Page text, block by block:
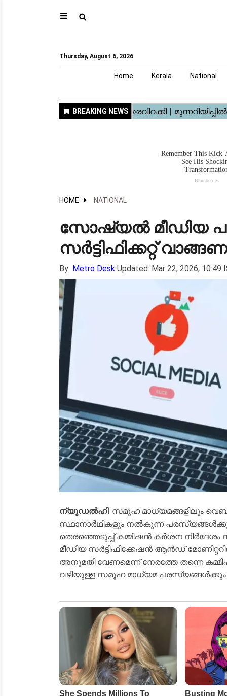
⚲
Thursday, August 6, 2026
Home Kerala National
HOME NATIONAL
സോഷ്യൽ മീഡിയ
സർട്ടിഫിക്കറ്റ്
By Metro Desk Updated: Mar 22, 2026, 10:49
ന്യൂഡൽഹി: സമൂഹ മാധ്യമങ്ങളിലും
സ്ഥാനാർഥികളും നൽകുന്ന
തെരഞ്ഞെടുപ്പ് കമ്മിഷൻ കർശന നിർദേശം
മീഡിയ സർട്ടിഫിക്കേഷൻ ആൻഡ്
അനുമതി വേണമെന്ന് നേരത്തേ തന്നെ
വഴിയുള്ള സമൂഹ മാധ്യമ പരസ്യങ്ങൾക്കും